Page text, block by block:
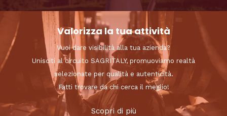
Valorizza la tua attività
Vuoi dare visibilità alla tua azienda?
Unisciti al circuito SAGRITALY, promuoviamo realtà
selezionate per qualità e autenticità.
Fatti trovare da chi cerca il meglio!
Scopri di più